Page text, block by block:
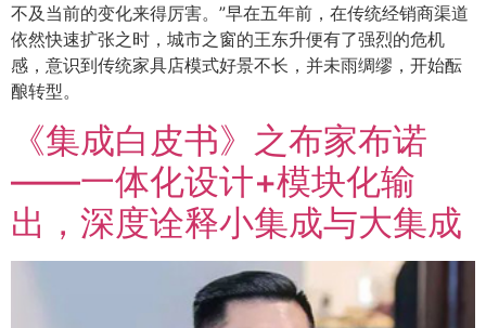
不及当前的变化来得厉害。”早在五年前，在传统经销商渠道
依然快速扩张之时，城市之窗的王东升便有了强烈的危机
感，意识到传统家具店模式好景不长，并未雨绸缪，开始酝
酿转型。
《集成白皮书》之布家布诺
——一体化设计+模块化输
出，深度诠释小集成与大集成